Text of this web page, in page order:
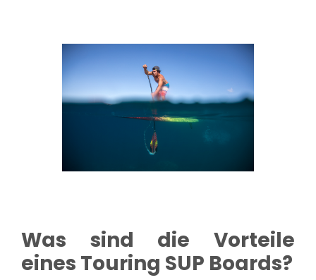
Was sind die Vorteile
eines Touring SUP Boards?